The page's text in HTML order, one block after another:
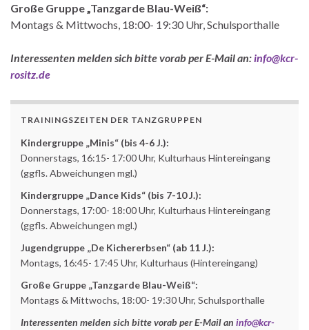
Große Gruppe „Tanzgarde Blau-Weiß“:
Montags & Mittwochs, 18:00- 19:30 Uhr, Schulsporthalle
Interessenten melden sich bitte vorab per E-Mail an:info@kcr-
rositz.de
TRAININGSZEITEN DER TANZGRUPPEN
Kindergruppe „Minis“ (bis 4-6 J.):
Donnerstags, 16:15- 17:00 Uhr, Kulturhaus Hintereingang
(ggfls. Abweichungen mgl.)
Kindergruppe „Dance Kids“ (bis 7-10 J.):
Donnerstags, 17:00- 18:00 Uhr, Kulturhaus Hintereingang
(ggfls. Abweichungen mgl.)
Jugendgruppe „De Kichererbsen“ (ab 11 J.):
Montags, 16:45- 17:45 Uhr, Kulturhaus (Hintereingang)
Große Gruppe „Tanzgarde Blau-Weiß“:
Montags & Mittwochs, 18:00- 19:30 Uhr, Schulsporthalle
Interessenten melden sich bitte vorab per E-Mail an info@kcr-